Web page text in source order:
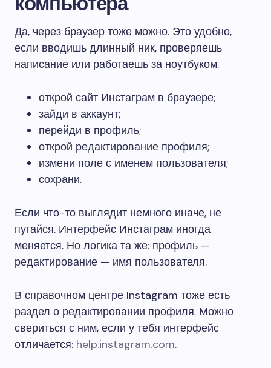
Да, через браузер тоже можно. Это удобно,
если вводишь длинный ник, проверяешь
написание или работаешь за ноутбуком.
открой сайт Инстаграм в браузере;
зайди в аккаунт;
перейди в профиль;
открой редактирование профиля;
измени поле с именем пользователя;
сохрани.
Если что-то выглядит немного иначе, не
пугайся. Интерфейс Инстаграм иногда
меняется. Но логика та же: профиль —
редактирование — имя пользователя.
В справочном центре Instagram тоже есть
раздел о редактировании профиля. Можно
свериться с ним, если у тебя интерфейс
отличается: help.instagram.com.